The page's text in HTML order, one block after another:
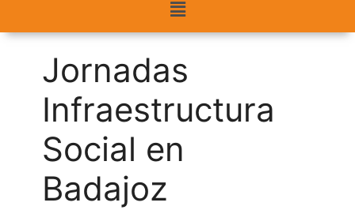
Jornadas
Infraestructura
Social en
Badajoz